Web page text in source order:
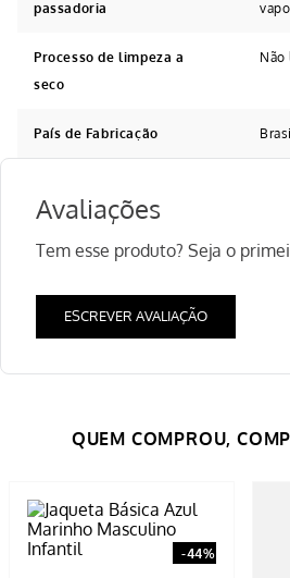
passadoria
Processo de limpeza a
seco
Não
País de Fabricação
Avaliações
Tem esse produto? Seja o
ESCREVER AVALIAÇÃO
-44%